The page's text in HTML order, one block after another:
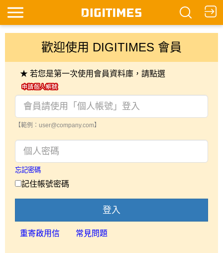
歡迎使用 DIGITIMES 會員
★ 若您是第一次使用會員資料庫，請點選
【範例：user@company.com】
忘記密碼
記住帳號密碼
登入
重寄啟用信 常見問題